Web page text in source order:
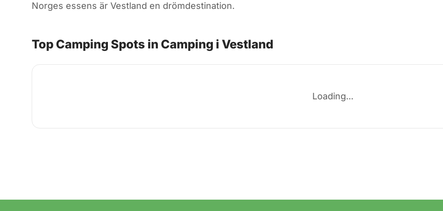
Norges essens är Vestland en drömdestination.
Top Camping Spots in Camping i Vestland
Loading...